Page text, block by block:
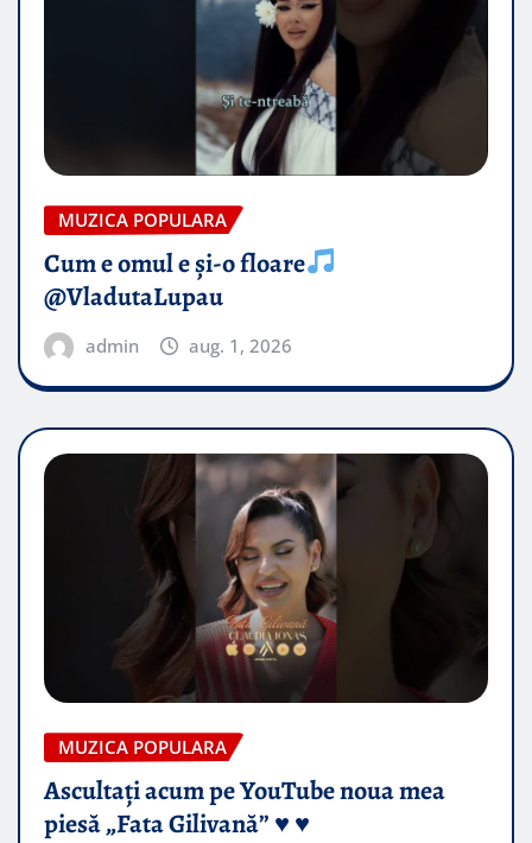
MUZICA POPULARA
Cum e omul e și-o floare
@VladutaLupau
admin aug. 1, 2026
MUZICA POPULARA
Ascultați acum pe YouTube noua mea
piesă „Fata Gilivană” ♥️ ♥️